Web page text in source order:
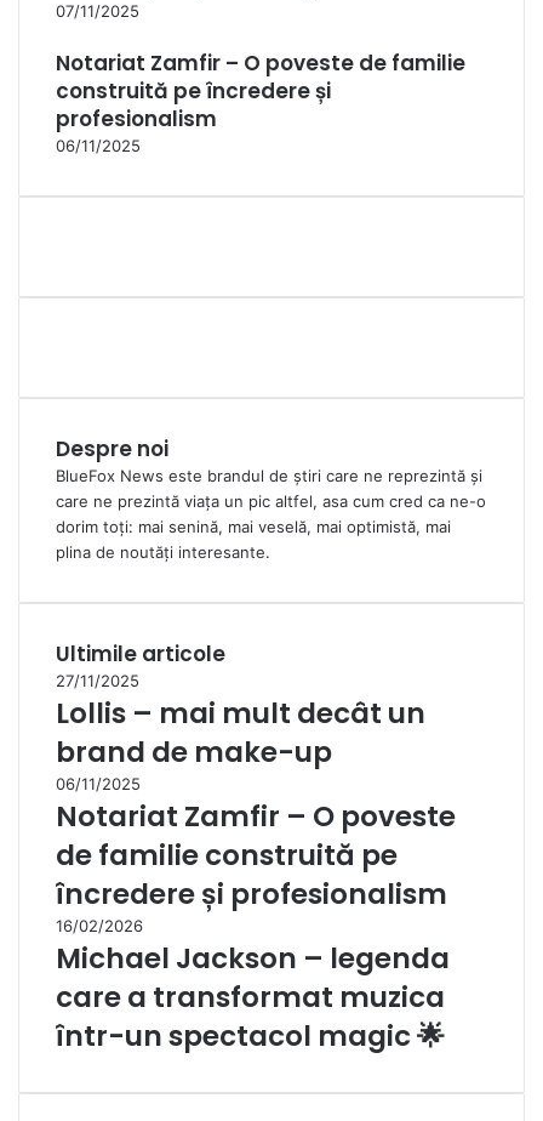
07/11/2025
Notariat Zamfir – O poveste de familie
construită pe încredere și
profesionalism
06/11/2025
Despre noi
BlueFox News este brandul de știri care ne reprezintă și
care ne prezintă viața un pic altfel, asa cum cred ca ne-o
dorim toți: mai senină, mai veselă, mai optimistă, mai
plina de noutăți interesante.
Ultimile articole
27/11/2025
Lollis – mai mult decât un
brand de make-up
06/11/2025
Notariat Zamfir – O poveste
de familie construită pe
încredere și profesionalism
16/02/2026
Michael Jackson – legenda
care a transformat muzica
într-un spectacol magic 🌟